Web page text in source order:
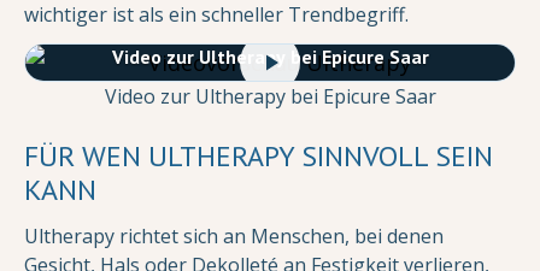
wichtiger ist als ein schneller Trendbegriff.
Video zur Ultherapy bei Epicure Saar
Video zur Ultherapy bei Epicure Saar
FÜR WEN ULTHERAPY SINNVOLL SEIN
KANN
Ultherapy richtet sich an Menschen, bei denen
Gesicht, Hals oder Dekolleté an Festigkeit verlieren,